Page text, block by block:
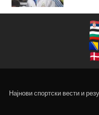
Најнови спортски вести и